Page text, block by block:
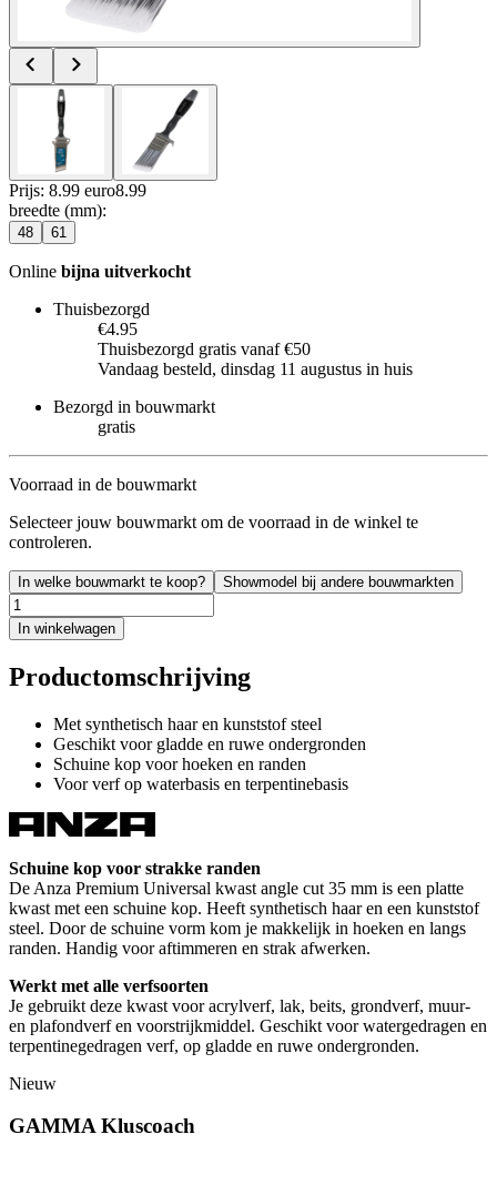
Prijs: 8.99 euro8.99
breedte (mm):
48 61
Online bijna uitverkocht
Thuisbezorgd
€4.95
Thuisbezorgd gratis vanaf €50
Vandaag besteld, dinsdag 11 augustus in huis
Bezorgd in bouwmarkt
gratis
Voorraad in de bouwmarkt
Selecteer jouw bouwmarkt om de voorraad in de winkel te
controleren.
In welke bouwmarkt te koop? Showmodel bij andere bouwmarkten
In winkelwagen
Productomschrijving
Met synthetisch haar en kunststof steel
Geschikt voor gladde en ruwe ondergronden
Schuine kop voor hoeken en randen
Voor verf op waterbasis en terpentinebasis
Schuine kop voor strakke randen
De Anza Premium Universal kwast angle cut 35 mm is een platte
kwast met een schuine kop. Heeft synthetisch haar en een kunststof
steel. Door de schuine vorm kom je makkelijk in hoeken en langs
randen. Handig voor aftimmeren en strak afwerken.
Werkt met alle verfsoorten
Je gebruikt deze kwast voor acrylverf, lak, beits, grondverf, muur-
en plafondverf en voorstrijkmiddel. Geschikt voor watergedragen en
terpentinegedragen verf, op gladde en ruwe ondergronden.
Nieuw
GAMMA Kluscoach